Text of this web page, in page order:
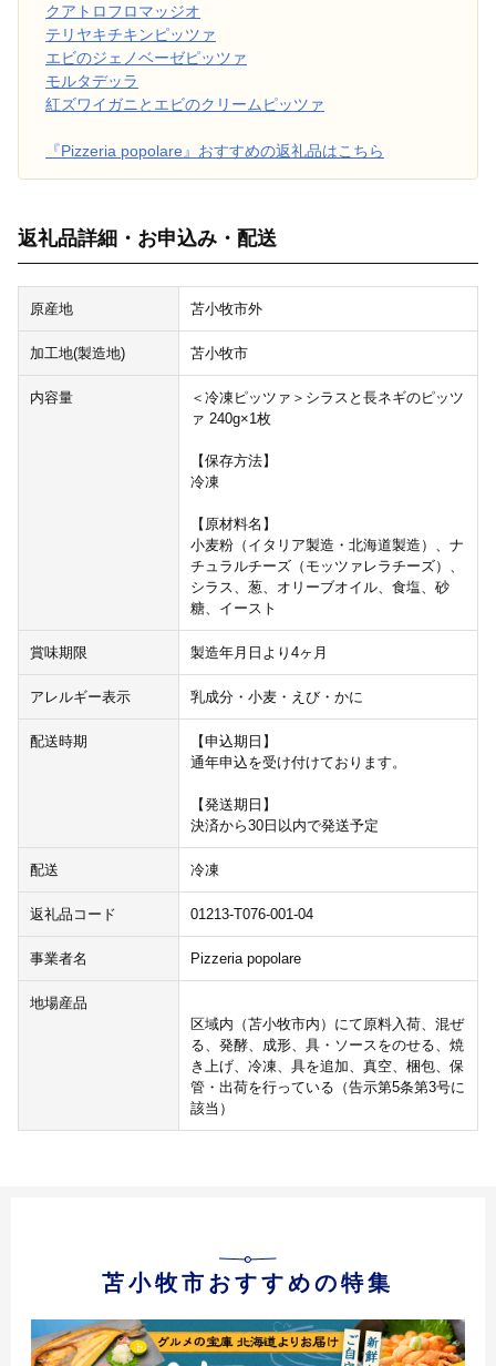
クアトロフロマッジオ
テリヤキチキンピッツァ
エビのジェノベーゼピッツァ
モルタデッラ
紅ズワイガニとエビのクリームピッツァ
『Pizzeria popolare』おすすめの返礼品はこちら
返礼品詳細・お申込み・配送
原産地 苫小牧市外
加工地(製造地) 苫小牧市
内容量
＜冷凍ピッツァ＞シラスと長ネギのピッツ
ァ 240g×1枚
【保存方法】
冷凍
【原材料名】
小麦粉（イタリア製造・北海道製造）、ナ
チュラルチーズ（モッツァレラチーズ）、
シラス、葱、オリーブオイル、食塩、砂
糖、イースト
賞味期限 製造年月日より4ヶ月
アレルギー表示 乳成分・小麦・えび・かに
配送時期
【申込期日】
通年申込を受け付けております。
【発送期日】
決済から30日以内で発送予定
配送 冷凍
返礼品コード 01213-T076-001-04
事業者名 Pizzeria popolare
地場産品
区域内（苫小牧市内）にて原料入荷、混ぜ
る、発酵、成形、具・ソースをのせる、焼
き上げ、冷凍、具を追加、真空、梱包、保
管・出荷を行っている（告示第5条第3号に
該当）
苫小牧市おすすめの特集